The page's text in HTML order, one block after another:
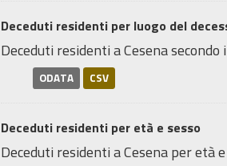
Deceduti residenti per luogo del
Deceduti residenti a Cesena secondo
ODATA CSV
Deceduti residenti per età e sesso
Deceduti residenti a Cesena per età